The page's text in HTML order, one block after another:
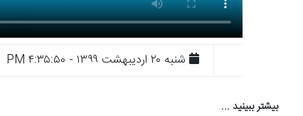
شنبه ۲۰ ارديبهشت ۱۳۹۹ - ۴:۳۵:۵۰ PM
بیشتر ببینید ...